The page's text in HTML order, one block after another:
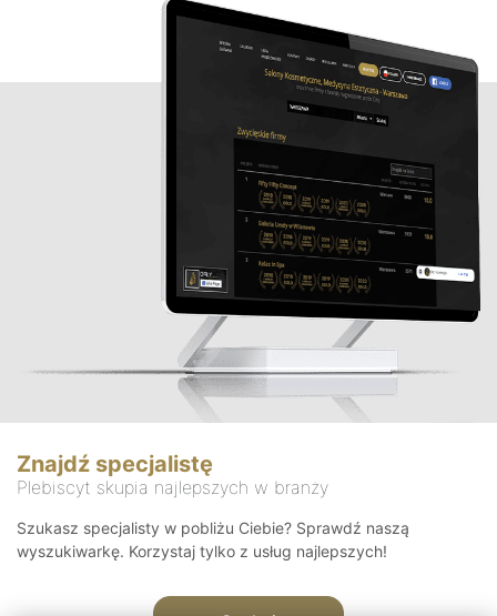
Znajdź specjalistę
Plebiscyt skupia najlepszych w branży
Szukasz specjalisty w pobliżu Ciebie? Sprawdź naszą
wyszukiwarkę. Korzystaj tylko z usług najlepszych!